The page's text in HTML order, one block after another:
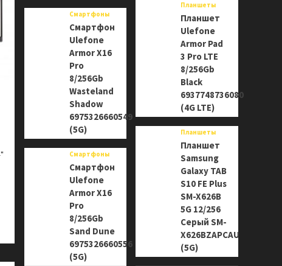
Смартфоны
Смартфон
Ulefone
Armor X16
Pro
8/256Gb
Wasteland
Shadow
6975326660549
(5G)
Смартфоны
Смартфон
Ulefone
Armor X16
Pro
8/256Gb
Sand Dune
6975326660556
(5G)
Планшеты
Планшет
Ulefone
Armor Pad
3 Pro LTE
8/256Gb
Black
6937748736080
(4G LTE)
Планшеты
Планшет
Samsung
Galaxy TAB
S10 FE Plus
SM-X626B
5G 12/256
Серый SM-
X626BZAPCAU
(5G)